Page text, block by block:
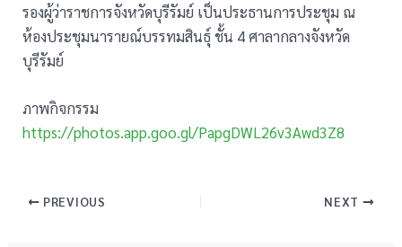
รองผู้ว่าราชการจังหวัดบุรีรัมย์ เป็นประธานการประชุม ณ
ห้องประชุมนารายณ์บรรทมสินธุ์ ชั้น 4 ศาลากลางจังหวัด
บุรีรัมย์
ภาพกิจกรรม
https://photos.app.goo.gl/PapgDWL26v3Awd3Z8
PREVIOUS NEXT